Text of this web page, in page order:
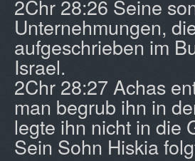
2Chr 28:26 Seine
Unternehmungen,
aufgeschrieben im
Israel.
2Chr 28:27 Achas
man begrub ihn in
legte ihn nicht in die
Sein Sohn Hiskia